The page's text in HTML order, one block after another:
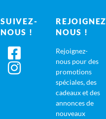
SUIVEZ-
NOUS !
NOUS !
Rejoignez-
nous pour des
promotions
spéciales, des
cadeaux et des
annonces de
nouveaux